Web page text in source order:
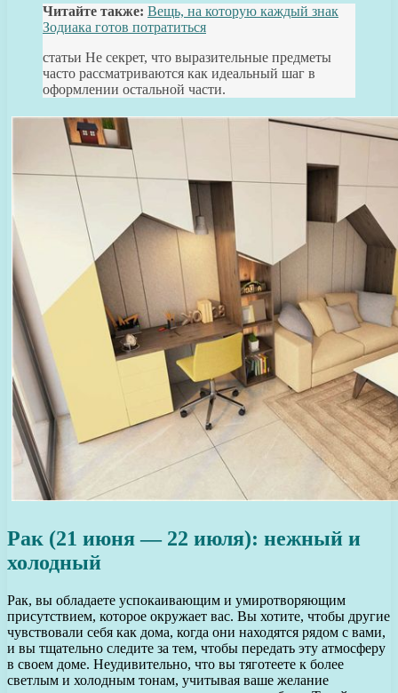
Читайте также: Вещь, на которую каждый знак
Зодиака готов потратиться
статьи Не секрет, что выразительные предметы
часто рассматриваются как идеальный шаг в
оформлении остальной части.
Рак (21 июня — 22 июля): нежный и
холодный
Рак, вы обладаете успокаивающим и умиротворяющим
присутствием, которое окружает вас. Вы хотите, чтобы другие
чувствовали себя как дома, когда они находятся рядом с вами,
и вы тщательно следите за тем, чтобы передать эту атмосферу
в своем доме. Неудивительно, что вы тяготеете к более
светлым и холодным тонам, учитывая ваше желание